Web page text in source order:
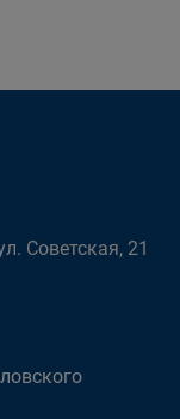
Советская, 21